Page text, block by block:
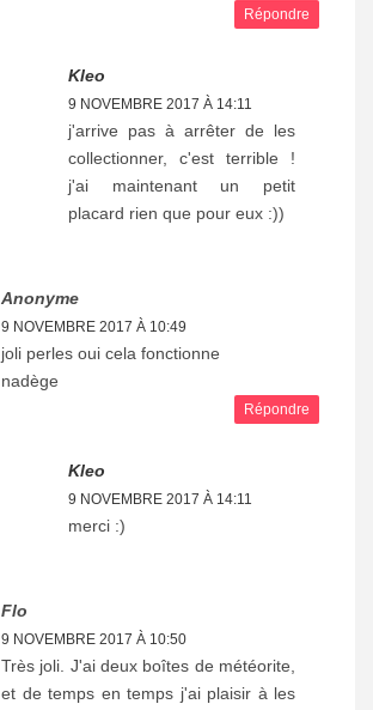
Répondre
Kleo
9 NOVEMBRE 2017 À 14:11
j'arrive pas à arrêter de les
collectionner, c'est terrible !
j'ai maintenant un petit
placard rien que pour eux :))
Anonyme
9 NOVEMBRE 2017 À 10:49
joli perles oui cela fonctionne
nadège
Répondre
Kleo
9 NOVEMBRE 2017 À 14:11
merci :)
Flo
9 NOVEMBRE 2017 À 10:50
Très joli. J'ai deux boîtes de météorite,
et de temps en temps j'ai plaisir à les